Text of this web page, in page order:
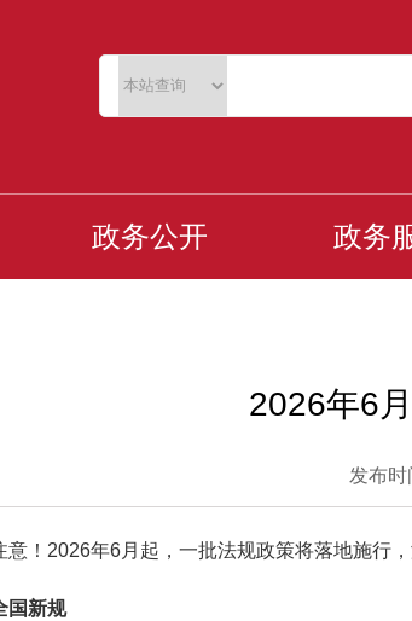
政务公开 政务
2026年6
发布时
2026年6月起，一批法规政策将落地施行，
新规